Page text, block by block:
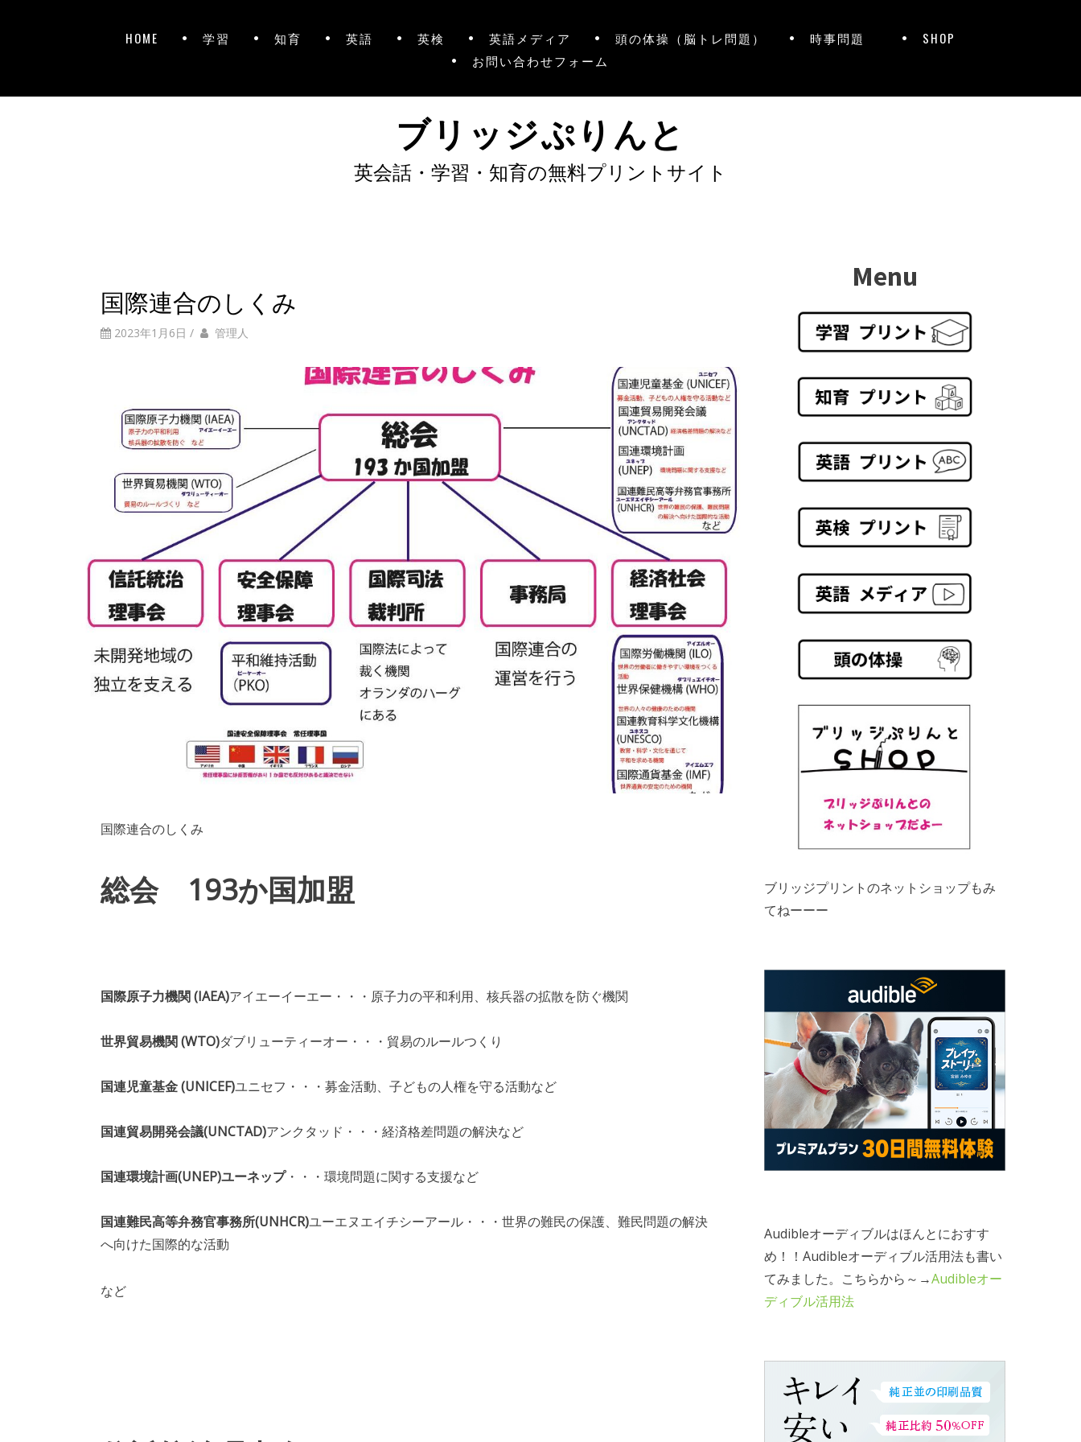
HOME 学習 知育 英語 英検 英語メディア 頭の体操（脳トレ問題） 時事問題
SHOP
お問い合わせフォーム
ブリッジぷりんと
英会話・学習・知育の無料プリントサイト
国際連合のしくみ
2023年1月6日 / 管理人
国際連合のしくみ
総会 193か国加盟
国際原子力機関 (IAEA)アイエーイーエー・・・原子力の平和利用、核兵器の拡散を防ぐ機関
世界貿易機関 (WTO)ダブリューティーオー・・・貿易のルールつくり
国連児童基金 (UNICEF)ユニセフ・・・募金活動、子どもの人権を守る活動など
国連貿易開発会議(UNCTAD)アンクタッド・・・経済格差問題の解決など
国連環境計画(UNEP)ユーネップ・・・環境問題に関する支援など
国連難民高等弁務官事務所(UNHCR)ユーエヌエイチシーアール・・・世界の難民の保護、難民問題の解決
へ向けた国際的な活動
など
Menu
ブリッジプリントのネットショップもみ
てねーーー
Audibleオーディブルはほんとにおすす
め！！Audibleオーディブル活用法も書い
てみました。こちらから～→Audibleオー
ディブル活用法